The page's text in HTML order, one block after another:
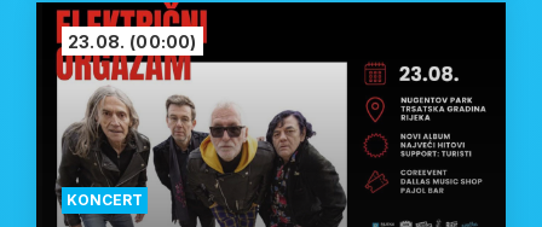
KONCERT
23.08. (00:00)